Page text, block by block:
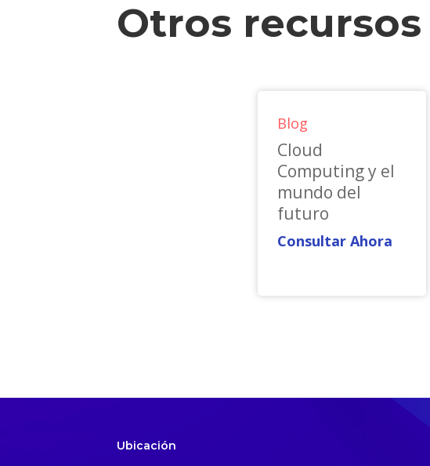
Otros recursos
Blog
Cloud
Computing y el
mundo del
futuro
Consultar Ahora
Ubicación